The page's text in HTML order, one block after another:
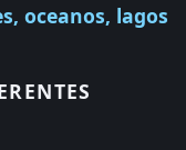
oceanos, lagos